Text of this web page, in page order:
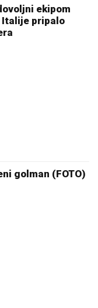
ekipom
Italije pripalo
golman (FOTO)